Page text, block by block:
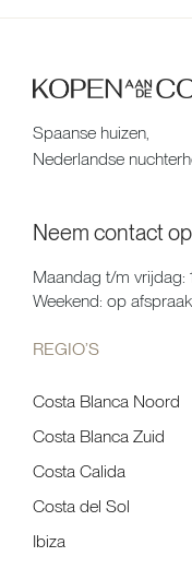
Spaanse huizen,
Nederlandse
Neem contact op
Maandag t/m vrijdag:
Weekend: op afspraak
REGIO’S
Costa Blanca Noord
Costa Blanca Zuid
Costa Calida
Costa del Sol
Ibiza